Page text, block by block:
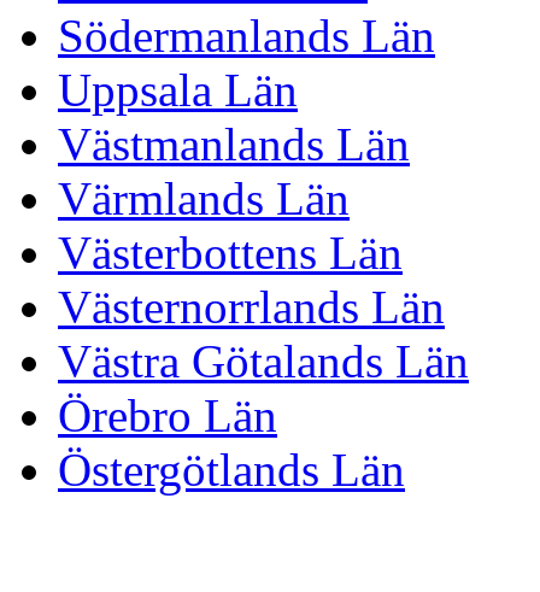
Södermanlands Län
Uppsala Län
Västmanlands Län
Värmlands Län
Västerbottens Län
Västernorrlands Län
Västra Götalands Län
Örebro Län
Östergötlands Län